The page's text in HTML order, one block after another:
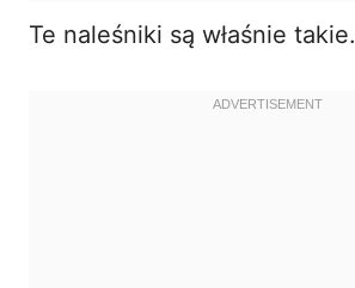
Te naleśniki są właśnie takie.